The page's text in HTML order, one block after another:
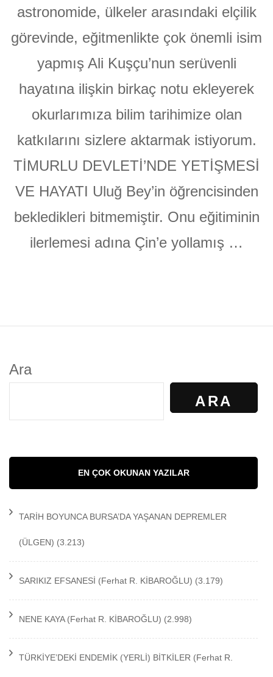
KUŞÇU
astronomide, ülkeler arasındaki elçilik
görevinde, eğitmenlikte çok önemli isim
yapmış Ali Kuşçu’nun serüvenli
hayatına ilişkin birkaç notu ekleyerek
okurlarımıza bilim tarihimize olan
katkılarını sizlere aktarmak istiyorum.
TİMURLU DEVLETİ’NDE YETİŞMESİ
VE HAYATI Uluğ Bey’in öğrencisinden
bekledikleri bitmemiştir. Onu eğitiminin
ilerlemesi adına Çin’e yollamış …
Ara
ARA
EN ÇOK OKUNAN YAZILAR
TARİH BOYUNCA BURSA’DA YAŞANAN DEPREMLER
(ÜLGEN) (3.213)
SARIKIZ EFSANESİ (Ferhat R. KİBAROĞLU) (3.179)
NENE KAYA (Ferhat R. KİBAROĞLU) (2.998)
TÜRKİYE’DEKİ ENDEMİK (YERLİ) BİTKİLER (Ferhat R.